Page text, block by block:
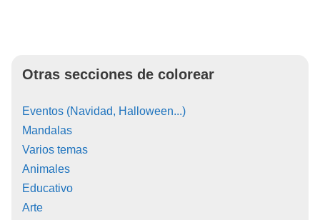
Otras secciones de colorear
Eventos (Navidad, Halloween...)
Mandalas
Varios temas
Animales
Educativo
Arte